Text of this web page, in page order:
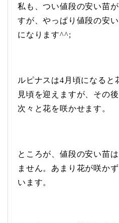
私も、つい値段の安い苗
すが、やっぱり値段の安
になります^^;
ルピナスは4月頃になると
見頃を迎えますが、その
次々と花を咲かせます。
ところが、値段の安い苗
ません。あまり花が咲か
います。